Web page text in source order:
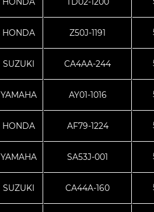
HONDA Z50J-1191
SUZUKI CA4AA-244
YAMAHA AY01-1016
HONDA AF79-1224
YAMAHA SA53J-001
SUZUKI CA44A-160